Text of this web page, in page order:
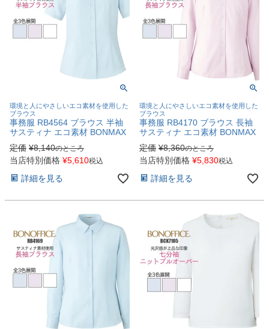
環境と人にやさしいエコ素材を使用した
ブラウス
事務服 RB4564 ブラウス 半袖
サスティナ エコ素材 BONMAX
定価 ¥8,140のところ
当店特別価格 ¥5,610税込
詳細を見る
環境と人にやさしいエコ素材を使用した
ブラウス
事務服 RB4170 ブラウス 長袖
サスティナ エコ素材 BONMAX
定価 ¥8,360のところ
当店特別価格 ¥5,830税込
詳細を見る